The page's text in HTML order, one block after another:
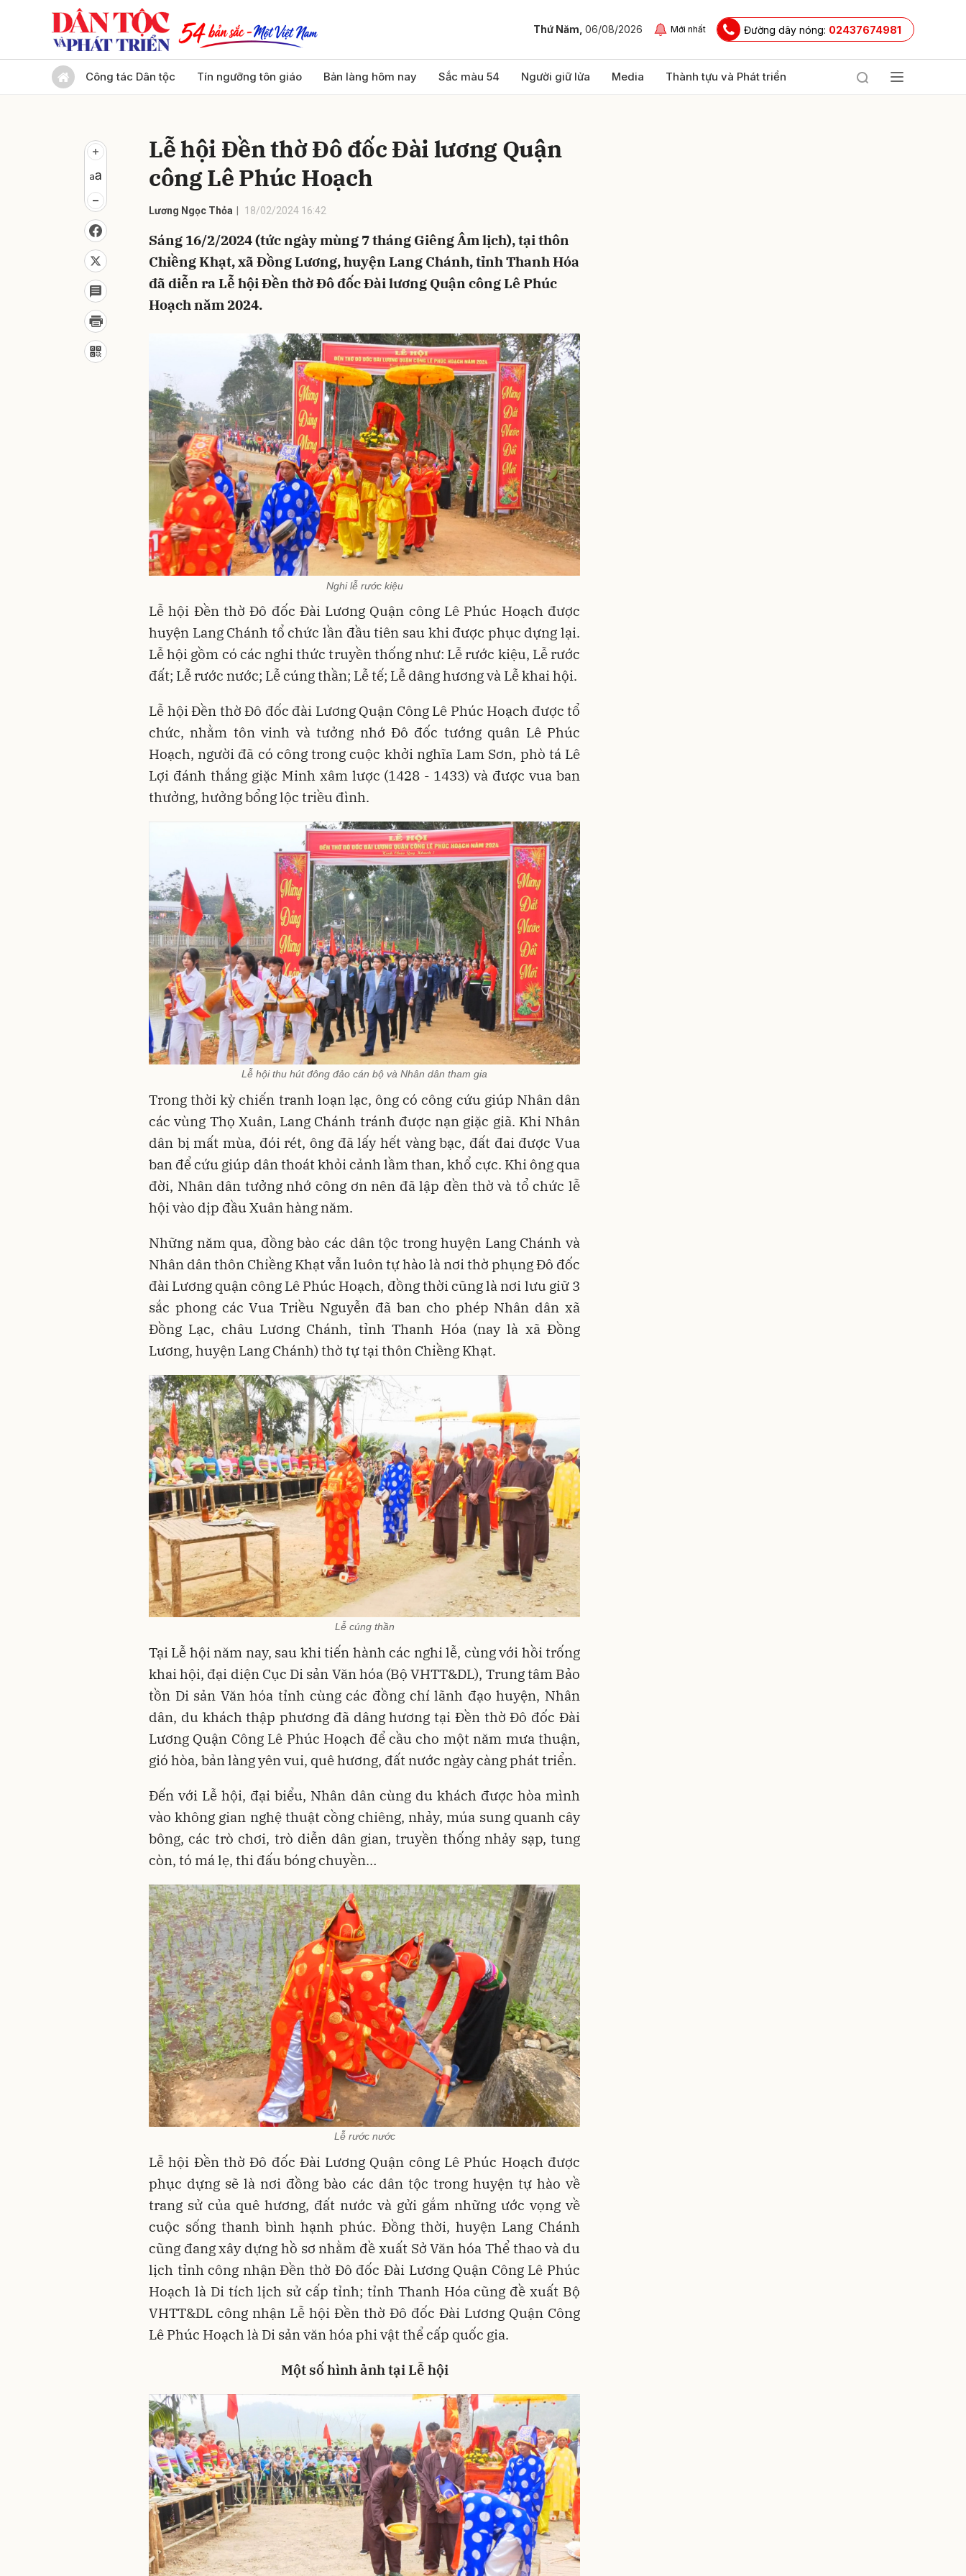
Thứ Năm, 06/08/2026 Mới nhất Đường dây nóng: 02437674981
Công tác Dân tộc Tín ngưỡng tôn giáo Bản làng hôm nay Sắc màu 54 Người giữ lửa Media Thành tựu và Phát triển
Lễ hội Đền thờ Đô đốc Đài lương Quận
công Lê Phúc Hoạch
Lương Ngọc Thỏa 18/02/2024 16:42
Sáng 16/2/2024 (tức ngày mùng 7 tháng Giêng Âm lịch), tại thôn
Chiềng Khạt, xã Đồng Lương, huyện Lang Chánh, tỉnh Thanh Hóa
đã diễn ra Lễ hội Đền thờ Đô đốc Đài lương Quận công Lê Phúc
Hoạch năm 2024.
Nghi lễ rước kiệu
Lễ hội Đền thờ Đô đốc Đài Lương Quận công Lê Phúc Hoạch được
huyện Lang Chánh tổ chức lần đầu tiên sau khi được phục dựng lại.
Lễ hội gồm có các nghi thức truyền thống như: Lễ rước kiệu, Lễ rước
đất; Lễ rước nước; Lễ cúng thần; Lễ tế; Lễ dâng hương và Lễ khai hội.
Lễ hội Đền thờ Đô đốc đài Lương Quận Công Lê Phúc Hoạch được tổ
chức, nhằm tôn vinh và tưởng nhớ Đô đốc tướng quân Lê Phúc
Hoạch, người đã có công trong cuộc khởi nghĩa Lam Sơn, phò tá Lê
Lợi đánh thắng giặc Minh xâm lược (1428 - 1433) và được vua ban
thưởng, hưởng bổng lộc triều đình.
Lễ hội thu hút đông đảo cán bộ và Nhân dân tham gia
Trong thời kỳ chiến tranh loạn lạc, ông có công cứu giúp Nhân dân
các vùng Thọ Xuân, Lang Chánh tránh được nạn giặc giã. Khi Nhân
dân bị mất mùa, đói rét, ông đã lấy hết vàng bạc, đất đai được Vua
ban để cứu giúp dân thoát khỏi cảnh lầm than, khổ cực. Khi ông qua
đời, Nhân dân tưởng nhớ công ơn nên đã lập đền thờ và tổ chức lễ
hội vào dịp đầu Xuân hàng năm.
Những năm qua, đồng bào các dân tộc trong huyện Lang Chánh và
Nhân dân thôn Chiềng Khạt vẫn luôn tự hào là nơi thờ phụng Đô đốc
đài Lương quận công Lê Phúc Hoạch, đồng thời cũng là nơi lưu giữ 3
sắc phong các Vua Triều Nguyễn đã ban cho phép Nhân dân xã
Đồng Lạc, châu Lương Chánh, tỉnh Thanh Hóa (nay là xã Đồng
Lương, huyện Lang Chánh) thờ tự tại thôn Chiềng Khạt.
Lễ cúng thần
Tại Lễ hội năm nay, sau khi tiến hành các nghi lễ, cùng với hồi trống
khai hội, đại diện Cục Di sản Văn hóa (Bộ VHTT&DL), Trung tâm Bảo
tồn Di sản Văn hóa tỉnh cùng các đồng chí lãnh đạo huyện, Nhân
dân, du khách thập phương đã dâng hương tại Đền thờ Đô đốc Đài
Lương Quận Công Lê Phúc Hoạch để cầu cho một năm mưa thuận,
gió hòa, bản làng yên vui, quê hương, đất nước ngày càng phát triển.
Đến với Lễ hội, đại biểu, Nhân dân cùng du khách được hòa mình
vào không gian nghệ thuật cồng chiêng, nhảy, múa sung quanh cây
bông, các trò chơi, trò diễn dân gian, truyền thống nhảy sạp, tung
còn, tó má lẹ, thi đấu bóng chuyền…
Lễ rước nước
Lễ hội Đền thờ Đô đốc Đài Lương Quận công Lê Phúc Hoạch được
phục dựng sẽ là nơi đồng bào các dân tộc trong huyện tự hào về
trang sử của quê hương, đất nước và gửi gắm những ước vọng về
cuộc sống thanh bình hạnh phúc. Đồng thời, huyện Lang Chánh
cũng đang xây dựng hồ sơ nhằm đề xuất Sở Văn hóa Thể thao và du
lịch tỉnh công nhận Đền thờ Đô đốc Đài Lương Quận Công Lê Phúc
Hoạch là Di tích lịch sử cấp tỉnh; tỉnh Thanh Hóa cũng đề xuất Bộ
VHTT&DL công nhận Lễ hội Đền thờ Đô đốc Đài Lương Quận Công
Lê Phúc Hoạch là Di sản văn hóa phi vật thể cấp quốc gia.
Một số hình ảnh tại Lễ hội
Gửi bình luận
Hủy